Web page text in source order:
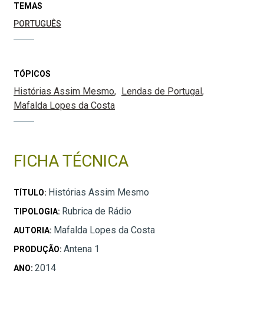
TEMAS
PORTUGUÊS
TÓPICOS
Histórias Assim Mesmo
Lendas de Portugal
Mafalda Lopes da Costa
FICHA TÉCNICA
TÍTULO: Histórias Assim Mesmo
TIPOLOGIA: Rubrica de Rádio
AUTORIA: Mafalda Lopes da Costa
PRODUÇÃO: Antena 1
ANO: 2014